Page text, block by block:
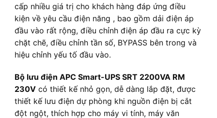
cấp nhiều giá trị cho khách hàng đáp ứng điều
kiện về yêu cầu điện năng , bao gồm dải điện áp
đầu vào rất rộng, điều chỉnh điện áp đầu ra cực kỳ
chặt chẽ, điều chỉnh tần số, BYPASS bên trong và
hiệu chỉnh yếu tố đầu vào.
Bộ lưu điện APC Smart-UPS SRT 2200VA RM
230V có thiết kế nhỏ gọn, dễ dàng lắp đặt, được
thiết kế lưu điện dự phòng khi nguồn điện bị cắt
đột ngột, thích hợp cho máy vi tính, máy văn